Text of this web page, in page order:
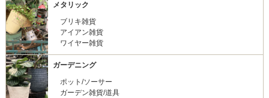
メタリック
ブリキ雑貨
アイアン雑貨
ワイヤー雑貨
ガーデニング
ポット/ソーサー
ガーデン雑貨/道具